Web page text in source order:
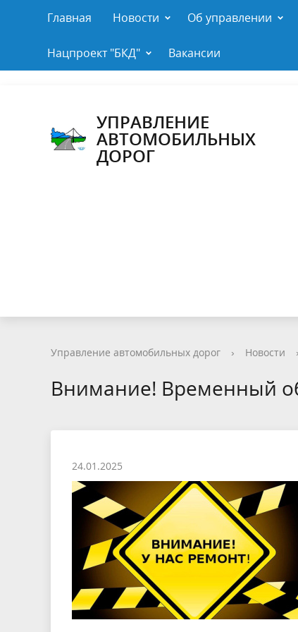
Главная Новости Об управлении
Нацпроект "БКД" Вакансии
УПРАВЛЕНИЕ
АВТОМОБИЛЬНЫХ
ДОРОГ
Управление автомобильных дорог › Новости ›
Внимание! Временный
24.01.2025